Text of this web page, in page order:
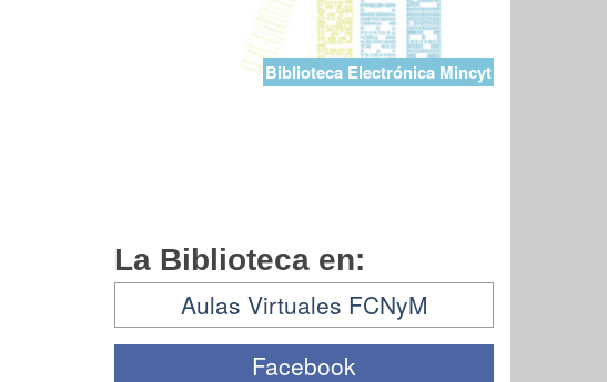
Biblioteca Electrónica Mincyt
La Biblioteca en:
Aulas Virtuales FCNyM
Facebook